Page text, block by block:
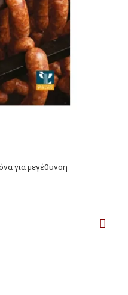
για μεγέθυνση